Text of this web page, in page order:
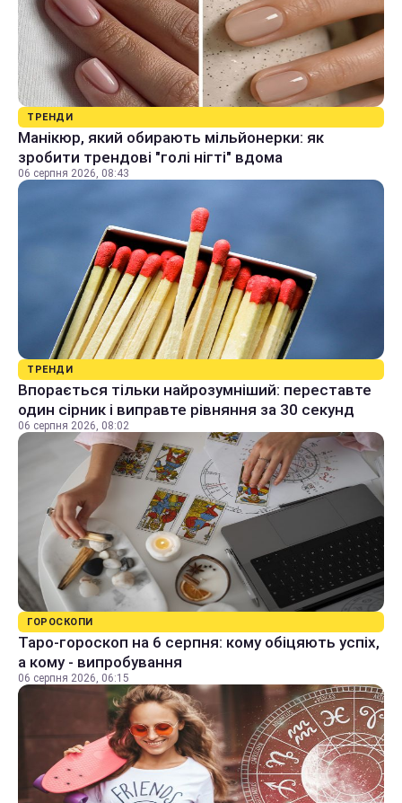
ТРЕНДИ
Манікюр, який обирають мільйонерки: як
зробити трендові "голі нігті" вдома
06 серпня 2026, 08:43
ТРЕНДИ
Впорається тільки найрозумніший: переставте
один сірник і виправте рівняння за 30 секунд
06 серпня 2026, 08:02
ГОРОСКОПИ
Таро-гороскоп на 6 серпня: кому обіцяють успіх,
а кому - випробування
06 серпня 2026, 06:15